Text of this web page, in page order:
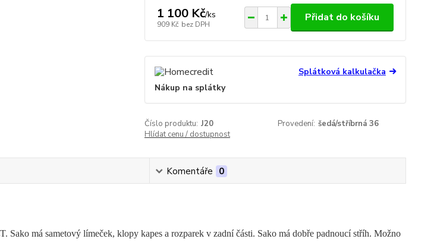
1 100 Kč/ks
909 Kč bez DPH
Přidat do košíku
Splátková kalkulačka
Nákup na splátky
Číslo produktu: J20 Provedení: šedá/stříbrná 36
Hlídat cenu / dostupnost
Komentáře 0
Sako má sametový límeček, klopy kapes a rozparek v zadní části. Sako má dobře padnoucí stříh. Možno